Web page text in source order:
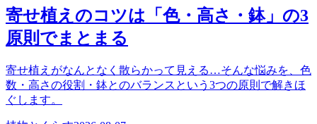
寄せ植えのコツは「色・高さ・鉢」の3
原則でまとまる
寄せ植えがなんとなく散らかって見える…そんな悩みを、色
数・高さの役割・鉢とのバランスという3つの原則で解きほ
ぐします。